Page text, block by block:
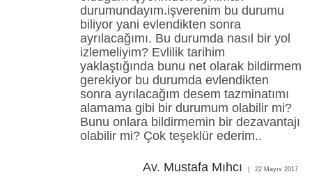
durumundayım.işverenim bu durumu
biliyor yani evlendikten sonra
ayrılacağımı. Bu durumda nasıl bir yol
izlemeliyim? Evlilik tarihim
yaklaştığında bunu net olarak bildirmem
gerekiyor bu durumda evlendikten
sonra ayrılacağım desem tazminatımı
alamama gibi bir durumum olabilir mi?
Bunu onlara bildirmemin bir dezavantajı
olabilir mi? Çok teşeklür ederim..
Av. Mustafa Mıhcı 22 Mayıs 2017